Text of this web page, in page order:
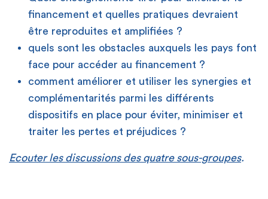
financement et quelles pratiques devraient
être reproduites et amplifiées ?
quels sont les obstacles auxquels les pays font
face pour accéder au financement ?
comment améliorer et utiliser les synergies et
complémentarités parmi les différents
dispositifs en place pour éviter, minimiser et
traiter les pertes et préjudices ?
Ecouter les discussions des quatre sous-groupes.